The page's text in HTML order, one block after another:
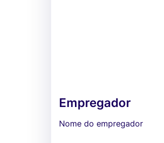
Empregador
Nome do empregador